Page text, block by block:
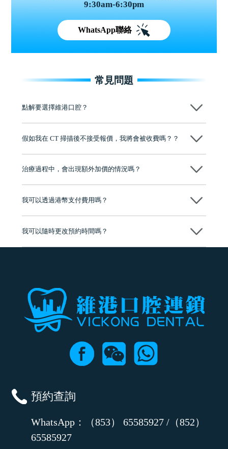
9:30am-6:30pm
WhatsApp聯絡
常見問題
點解要選擇維港口腔？
牌」、「2025香港企業領袖品牌」，是諾貝爾種植系統全球放心植牙中
至今已服務超過三十個國家和地區的顧客，受到粵港澳大灣區及周邊城
市市民極高的口碑評價及信任推薦 珠海、深圳設有八大分院，香港亦設
有咨詢及服務保障中心，有任何問題都可以隨時預約免費咨詢，讓人十
假如我在 CT 掃描後不接受報價，我將會被收費嗎？？
治療過程中，會出現額外加價的情況嗎？
不會，治療前我們會詳細說明治療方案及對應的價錢，顧客同意並簽字
我可以透過港幣支付費用嗎？
我可以隨時更改預約時間嗎？
預約查詢
WhatsApp：（853） 65585927 /（852）
65585927